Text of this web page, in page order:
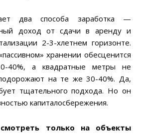
два способа заработка —
доход от сдачи в аренду и
2-3-хлетнем горизонте.
хранении обесценится
40%, а квадратные метры не
на те же 30-40%. Да,
тщательного подхода. Но он
капиталосбережения.
только на объекты